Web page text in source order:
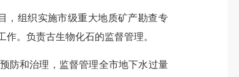
组织实施市级重大地质矿产勘查专
。负责古生物化石的监督管理。
防和治理，监督管理全市地下水过量